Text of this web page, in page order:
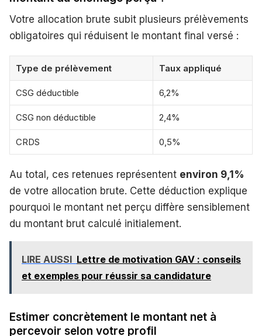
Votre allocation brute subit plusieurs prélèvements
obligatoires qui réduisent le montant final versé :
Type de prélèvement Taux appliqué
CSG déductible 6,2%
CSG non déductible 2,4%
CRDS 0,5%
Au total, ces retenues représentent environ 9,1%
de votre allocation brute. Cette déduction explique
pourquoi le montant net perçu diffère sensiblement
du montant brut calculé initialement.
LIRE AUSSI Lettre de motivation GAV : conseils
et exemples pour réussir sa candidature
Estimer concrètement le montant net à
percevoir selon votre profil